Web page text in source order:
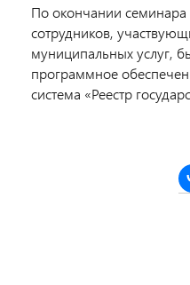
По окончании семинара
сотрудников,
муниципальных услуг,
программное
система «Реестр